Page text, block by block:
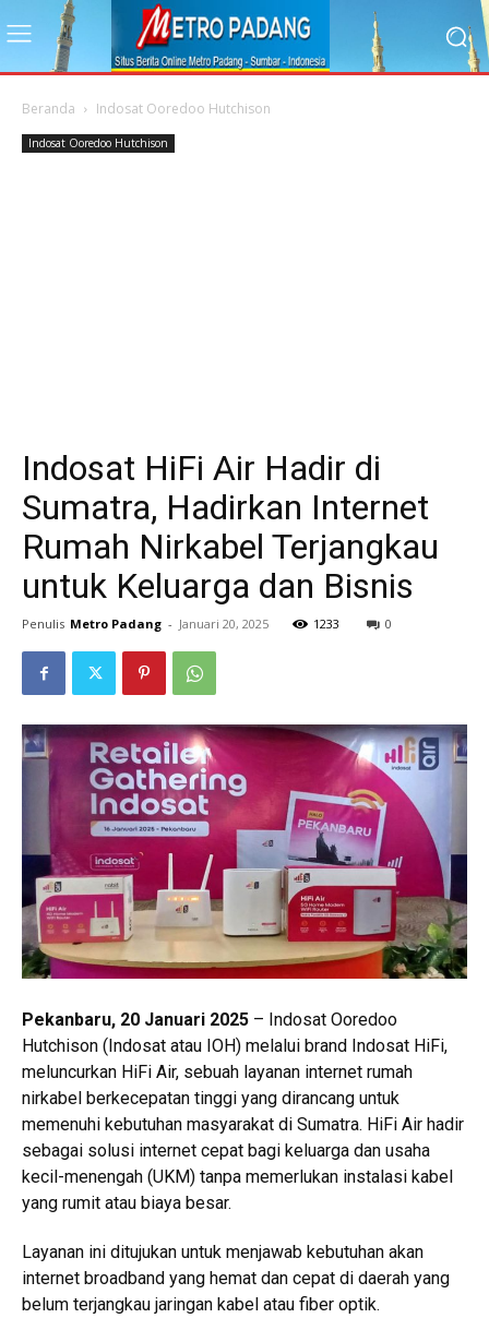
Beranda Indosat Ooredoo Hutchison
Indosat Ooredoo Hutchison
Indosat HiFi Air Hadir di
Sumatra, Hadirkan Internet
Rumah Nirkabel Terjangkau
untuk Keluarga dan Bisnis
Penulis Metro Padang - Januari 20, 2025 1233 0
Pekanbaru, 20 Januari 2025 – Indosat Ooredoo
Hutchison (Indosat atau IOH) melalui brand Indosat HiFi,
meluncurkan HiFi Air, sebuah layanan internet rumah
nirkabel berkecepatan tinggi yang dirancang untuk
memenuhi kebutuhan masyarakat di Sumatra. HiFi Air hadir
sebagai solusi internet cepat bagi keluarga dan usaha
kecil-menengah (UKM) tanpa memerlukan instalasi kabel
yang rumit atau biaya besar.
Layanan ini ditujukan untuk menjawab kebutuhan akan
internet broadband yang hemat dan cepat di daerah yang
belum terjangkau jaringan kabel atau fiber optik.